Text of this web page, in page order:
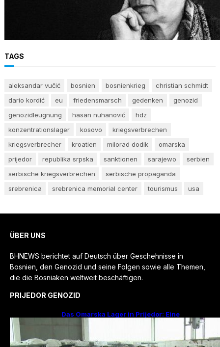
Erinnerung an Hatidža Mehmedović: Eine
Stimme des Gewissens im Angesicht von Hass
und Ungerechtigkeit
TAGS
aleksandar vučić bosnien bosnienkrieg
christian schmidt
dario kordić
eu friedensmarsch gedenken
genozid
genozidleugnung
hasan nuhanović
hdz
konzentrationslager
kosovo
kriegsverbrechen
kriegsverbrecher
kroatien milorad dodik
omarska
prijedor
republika srpska sanktionen sarajewo
serbien
serbische kriegsverbrechen
serbische propaganda
srebrenica
srebrenica memorial center tourismus usa
ÜBER UNS
BHNEWS berichtet auf Deutsch über Geschehnisse in
Bosnien, den Genozid und seine Folgen sowie alle Themen,
die die Bosniaken weltweit beschäftigen.
PRIJEDOR GENOZID
Das Omarska Lager in Prijedor: Eine
Todesfabrik ohne Krieg